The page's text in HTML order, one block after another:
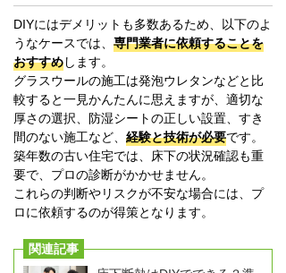
DIYにはデメリットも多数あるため、以下のよ
うなケースでは、 専門業者に依頼することを
おすすめします。
グラスウールの施工は発泡ウレタンなどと比
較すると一見かんたんに思えますが、適切な
厚さの選択、防湿シートの正しい設置、すき
間のない施工など、 経験と技術が必要です。
築年数の古い住宅では、床下の状況確認も重
要で、プロの診断がかかせません。
これらの判断やリスクが不安な場合には、プ
ロに依頼するのが得策となります。
関連記事